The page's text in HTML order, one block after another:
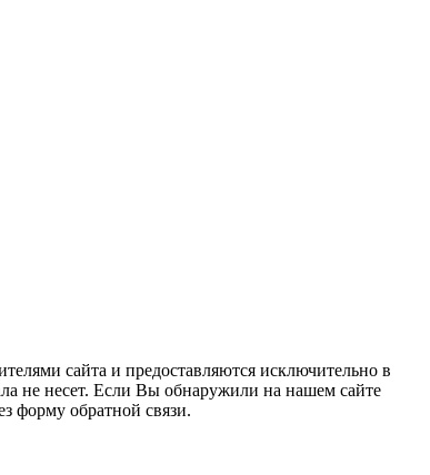
сайта и предоставляются исключительно в
не несет. Если Вы обнаружили на нашем сайте
форму обратной связи.